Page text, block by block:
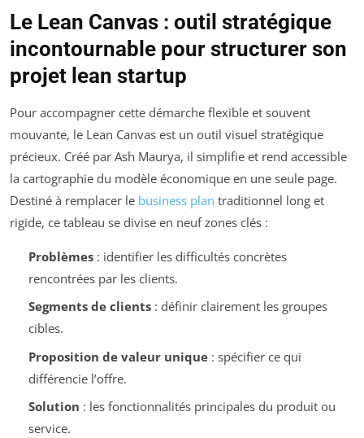
Le Lean Canvas : outil stratégique
incontournable pour structurer son
projet lean startup
Pour accompagner cette démarche flexible et souvent
mouvante, le Lean Canvas est un outil visuel stratégique
précieux. Créé par Ash Maurya, il simplifie et rend accessible
la cartographie du modèle économique en une seule page.
Destiné à remplacer le business plan traditionnel long et
rigide, ce tableau se divise en neuf zones clés :
Problèmes: identifier les difficultés concrètes
rencontrées par les clients.
Segments de clients: définir clairement les groupes
cibles.
Proposition de valeur unique: spécifier ce qui
différencie l’offre.
Solution : les fonctionnalités principales du produit ou
service.